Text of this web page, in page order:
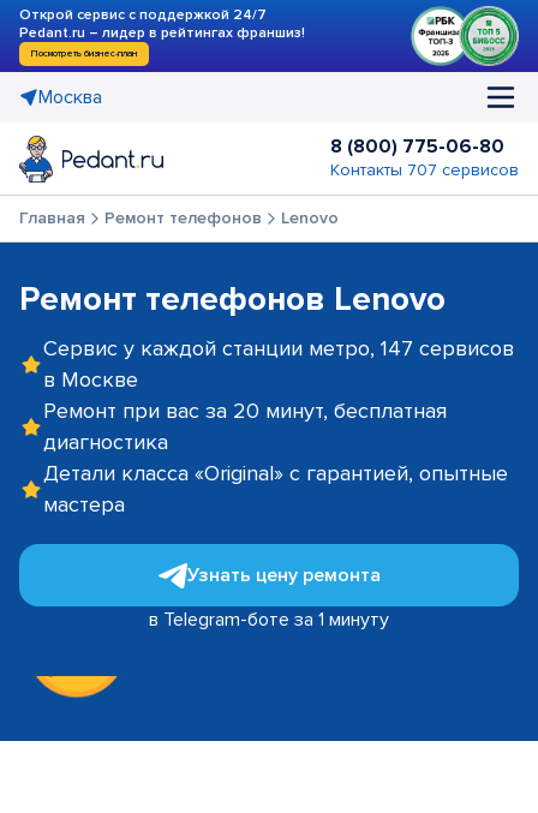
Открой сервис с поддержкой 24/7
Pedant.ru – лидер в рейтингах франшиз!
Посмотреть бизнес-план
Москва
8 (800) 775-06-80
Контакты 707 сервисов
Главная Ремонт телефонов Lenovo
Ремонт телефонов Lenovo
Сервис у каждой станции метро, 147 сервисов
в Москве
Ремонт при вас за 20 минут, бесплатная
диагностика
Детали класса «Original» с гарантией, опытные
мастера
Узнать цену ремонта
в Telegram-боте за 1 минуту